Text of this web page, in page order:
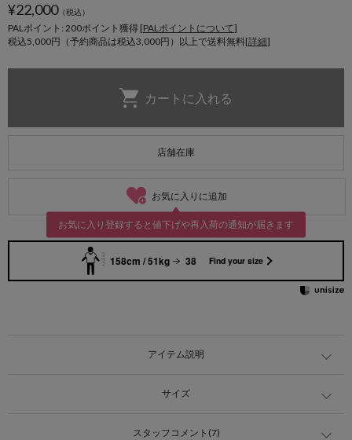
¥22,000（税込）
PALポイント: 200ポイント獲得 [PALポイントについて]
税込5,000円（予約商品は税込3,000円）以上で送料無料[詳細]
店舗在庫
お気に入りに追加
お気に入り登録すると値下げや再入荷の通知が届きます
158cm / 51kg 38 Find your size
アイテム説明
サイズ
スタッフコメント(7)